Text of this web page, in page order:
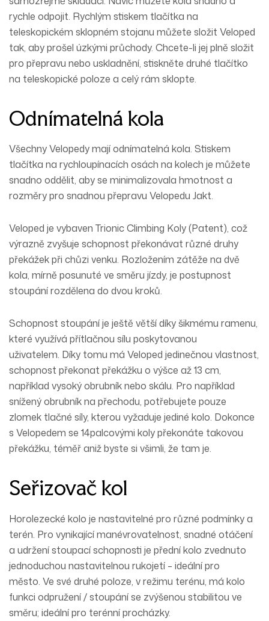
rychle odpojit. Rychlým stiskem tlačítka na
teleskopickém sklopném stojanu můžete složit Veloped
tak, aby prošel úzkými průchody. Chcete-li jej plně složit
pro přepravu nebo uskladnění, stiskněte druhé tlačítko
na teleskopické poloze a celý rám sklopte.
Odnímatelná kola
Všechny Velopedy mají odnímatelná kola. Stiskem
tlačítka na rychloupínacích osách na kolech je můžete
snadno oddělit, aby se minimalizovala hmotnost a
rozměry pro snadnou přepravu Velopedu Jakt.
Veloped je vybaven Trionic Climbing Koly (Patent), což
výrazně zvyšuje schopnost překonávat různé druhy
překážek při chůzi venku. Rozložením zátěže na dvě
kola, mírně posunuté ve směru jízdy, je postupnost
stoupání rozdělena do dvou kroků.
Schopnost stoupání je ještě větší díky šikmému ramenu,
které využívá přítlačnou sílu poskytovanou
uživatelem. Díky tomu má Veloped jedinečnou vlastnost,
schopnost překonat překážku o výšce až 13 cm,
například vysoký obrubník nebo skálu. Pro například
snížený obrubník na přechodu, potřebujete pouze
zlomek tlačné síly, kterou vyžaduje jediné kolo. Dokonce
s Velopedem se 14palcovými koly překonáte takovou
překážku, téměř aniž byste si všimli, že tam je.
Seřizovač kol
Horolezecké kolo je nastavitelné pro různé podmínky a
terén. Pro vynikající manévrovatelnost, snadné otáčení
a udržení stoupací schopnosti je přední kolo zvednuto
jednoduchou nastavitelnou rukojetí – ideální pro
město. Ve své druhé poloze, v režimu terénu, má kolo
funkci odpružení / stoupání se zvýšenou stabilitou ve
směru; ideální pro terénní procházky.